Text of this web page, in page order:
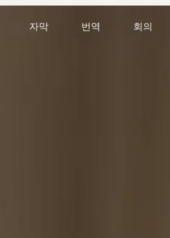
자막 번역 회의